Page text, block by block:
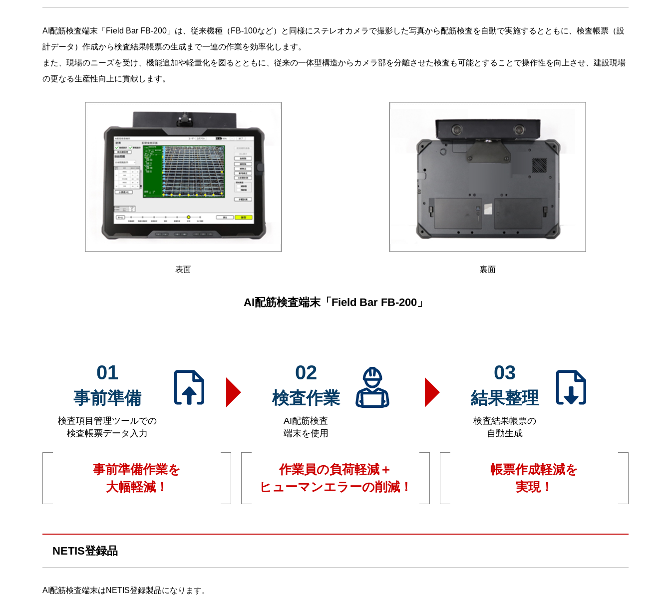
AI配筋検査端末「Field Bar FB-200」は、従来機種（FB-100など）と同様にステレオカメラで撮影した写真から配筋検査を自動で実施するとともに、検査帳票（設
計データ）作成から検査結果帳票の生成まで一連の作業を効率化します。
また、現場のニーズを受け、機能追加や軽量化を図るとともに、従来の一体型構造からカメラ部を分離させた検査も可能とすることで操作性を向上させ、建設現場
の更なる生産性向上に貢献します。
表面 裏面
AI配筋検査端末「Field Bar FB-200」
01
事前準備
検査項目管理ツールでの
検査帳票データ入力
事前準備作業を
大幅軽減！
02
検査作業
AI配筋検査
端末を使用
作業員の負荷軽減＋
ヒューマンエラーの削減！
03
結果整理
検査結果帳票の
自動生成
帳票作成軽減を
実現！
NETIS登録品
AI配筋検査端末はNETIS登録製品になります。